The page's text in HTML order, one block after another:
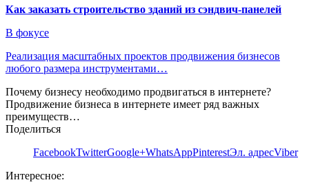
Как заказать строительство зданий из сэндвич-панелей
В фокусе
Реализация масштабных проектов продвижения бизнесов
любого размера инструментами…
Почему бизнесу необходимо продвигаться в интернете?
Продвижение бизнеса в интернете имеет ряд важных
преимуществ…
Поделиться
FacebookTwitterGoogle+WhatsAppPinterestЭл. адресViber
Интересное: